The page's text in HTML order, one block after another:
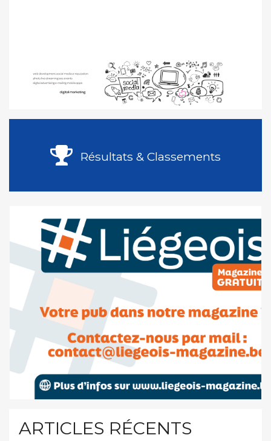
Résultats & Classements
ARTICLES RÉCENTS